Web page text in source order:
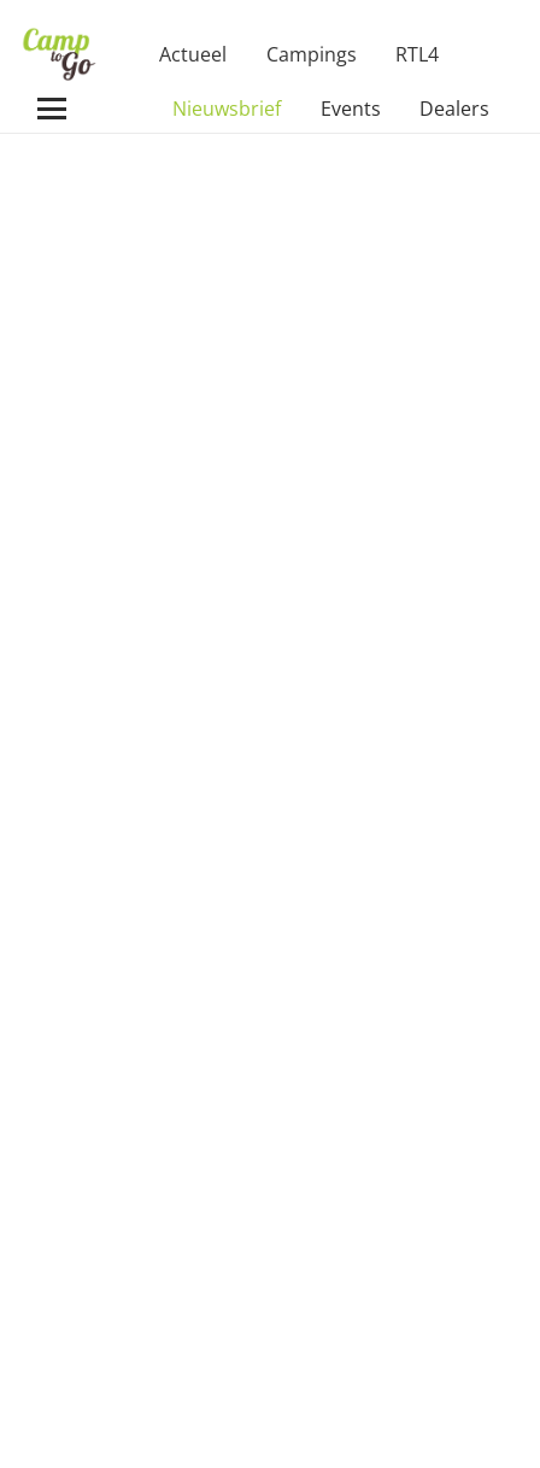
Actueel Campings RTL4
Nieuwsbrief Events Dealers